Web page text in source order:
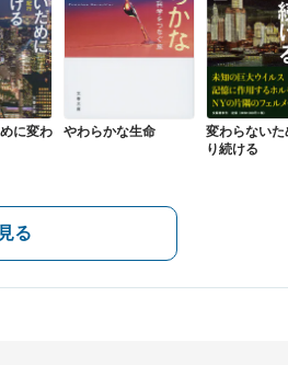
に変わ
やわらかな生命
変わらないた
り続ける
る